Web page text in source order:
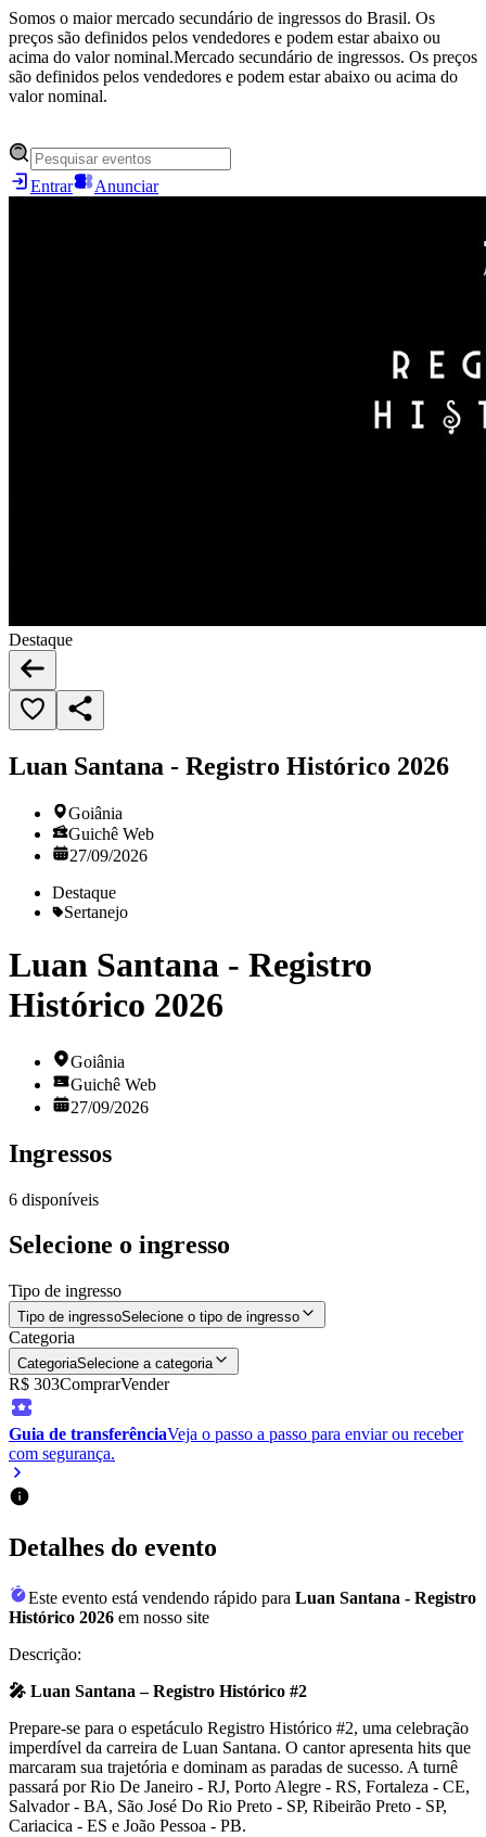
Somos o maior mercado secundário de ingressos do Brasil. Os
preços são definidos pelos vendedores e podem estar abaixo ou
acima do valor nominal.Mercado secundário de ingressos. Os preços
são definidos pelos vendedores e podem estar abaixo ou acima do
valor nominal.
Entrar Anunciar
Destaque
Luan Santana - Registro Histórico 2026
Goiânia
Guichê Web
27/09/2026
Destaque
Sertanejo
Luan Santana - Registro
Histórico 2026
Goiânia
Guichê Web
27/09/2026
Ingressos
6 disponíveis
Selecione o ingresso
Tipo de ingresso
Tipo de ingressoSelecione o tipo de ingresso
Categoria
CategoriaSelecione a categoria
R$ 303ComprarVender
Guia de transferênciaVeja o passo a passo para enviar ou receber
com segurança.
Detalhes do evento
Este evento está vendendo rápido para Luan Santana - Registro
Histórico 2026 em nosso site
Descrição:
🎤 Luan Santana – Registro Histórico #2
Prepare-se para o espetáculo Registro Histórico #2, uma celebração
imperdível da carreira de Luan Santana. O cantor apresenta hits que
marcaram sua trajetória e dominam as paradas de sucesso. A turnê
passará por Rio De Janeiro - RJ, Porto Alegre - RS, Fortaleza - CE,
Salvador - BA, São José Do Rio Preto - SP, Ribeirão Preto - SP,
Cariacica - ES e João Pessoa - PB.